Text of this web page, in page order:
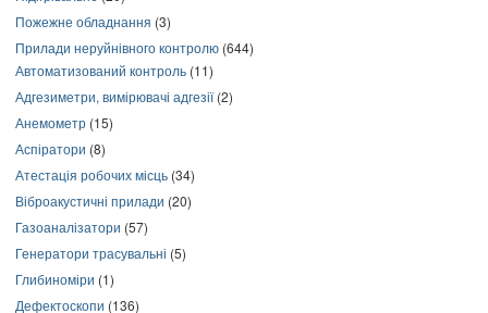
Пожежне обладнання (3)
Прилади неруйнівного контролю (644)
Автоматизований контроль (11)
Адгезиметри, вимірювачі адгезії(2)
Анемометр (15)
Аспіратори (8)
Атестація робочих місць (34)
Віброакустичні прилади (20)
Газоаналізатори (57)
Генератори трасувальні (5)
Глибиноміри (1)
Дефектоскопи (136)